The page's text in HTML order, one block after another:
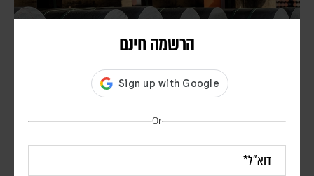
הרשמה חינם
Or
דיווח: חודשים לפני המלחמה באיראן, הפנטגון זיהה
נקודת תורפה בתעשיית הנשק האמריקנית
דורון פסקין
לפי סוכנות הידיעות בלומברג, סימולטור מלחמה שערך הפנטגון בחודש יולי